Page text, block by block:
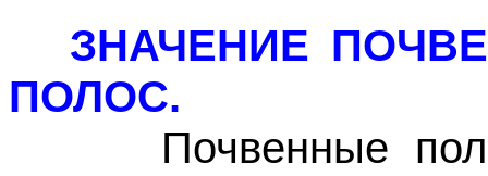
ЗНАЧЕНИЕ
ПОЛОС.
Почвенные